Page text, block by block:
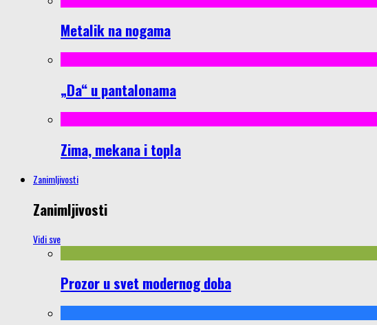
Metalik na nogama
„Da“ u pantalonama
Zima, mekana i topla
Zanimljivosti
Zanimljivosti
Vidi sve
Prozor u svet modernog doba